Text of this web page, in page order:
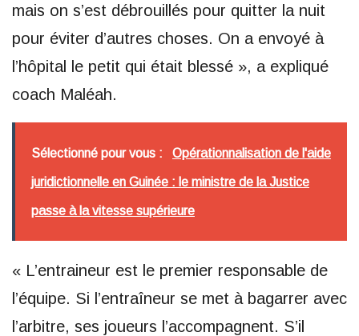
mais on s’est débrouillés pour quitter la nuit
pour éviter d’autres choses. On a envoyé à
l’hôpital le petit qui était blessé », a expliqué
coach Maléah.
Sélectionné pour vous : Opérationnalisation de l'aide
juridictionnelle en Guinée : le ministre de la Justice
passe à la vitesse supérieure
« L’entraineur est le premier responsable de
l’équipe. Si l’entraîneur se met à bagarrer avec
l’arbitre, ses joueurs l’accompagnent. S’il